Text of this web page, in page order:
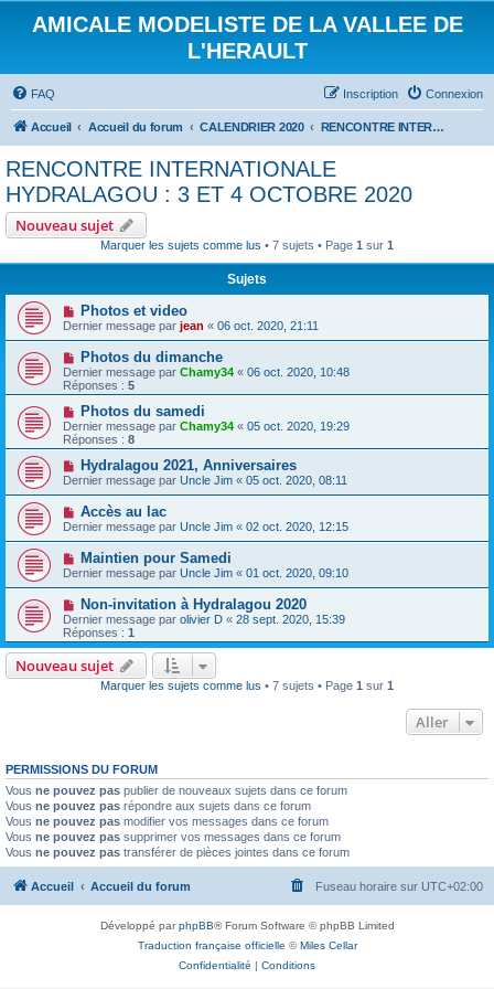
AMICALE MODELISTE DE LA VALLEE DE
L'HERAULT
FAQ Connexion
Inscription
Accueil Accueil du forum CALENDRIER 2020 RENCONTRE INTERNATIONALE HYDRALAGOU : 3 ET 4 OCTOBRE 2020
RENCONTRE INTERNATIONALE
HYDRALAGOU : 3 ET 4 OCTOBRE 2020
Nouveau sujet
Marquer les sujets comme lus • 7 sujets • Page 1 sur 1
Sujets
Photos et video
Dernier message par jean « 06 oct. 2020, 21:11
Photos du dimanche
Dernier message par Chamy34 « 06 oct. 2020, 10:48
Réponses : 5
Photos du samedi
Dernier message par Chamy34 « 05 oct. 2020, 19:29
Réponses : 8
Hydralagou 2021, Anniversaires
Dernier message par Uncle Jim « 05 oct. 2020, 08:11
Accès au lac
Dernier message par Uncle Jim « 02 oct. 2020, 12:15
Maintien pour Samedi
Dernier message par Uncle Jim « 01 oct. 2020, 09:10
Non-invitation à Hydralagou 2020
Dernier message par olivier D « 28 sept. 2020, 15:39
Réponses : 1
Nouveau sujet
Marquer les sujets comme lus • 7 sujets • Page 1 sur 1
Aller
PERMISSIONS DU FORUM
Vous ne pouvez pas publier de nouveaux sujets dans ce forum
Vous ne pouvez pas répondre aux sujets dans ce forum
Vous ne pouvez pas modifier vos messages dans ce forum
Vous ne pouvez pas supprimer vos messages dans ce forum
Vous ne pouvez pas transférer de pièces jointes dans ce forum
Accueil Accueil du forum Fuseau horaire sur UTC+02:00
Développé parphpBB® Forum Software © phpBB Limited
Traduction française officielle ©Miles Cellar
Confidentialité | Conditions